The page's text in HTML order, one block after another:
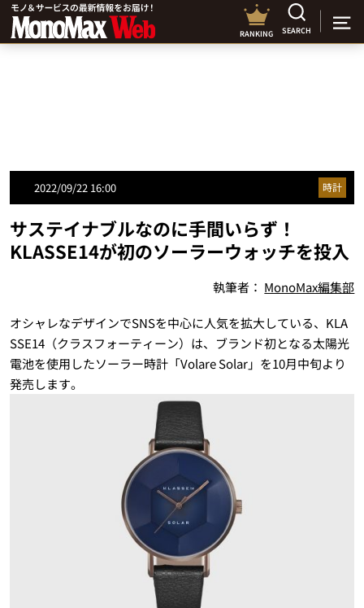
RANKING SEARCH
2022/09/22 16:00 時計
サステイナブルなのに手間いらず！
KLASSE14が初のソーラーウォッチを投入
執筆者： MonoMax編集部
オシャレなデザインでSNSを中心に人気を拡大している、KLA
SSE14（クラスフォーティーン）は、ブランド初となる太陽光
電池を使用したソーラー時計「Volare Solar」を10月中旬より
発売します。